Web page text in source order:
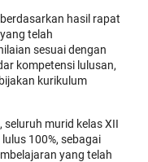
hasil rapat
telah
sesuai dengan
kompetensi lulusan,
kurikulum
murid kelas XII
100%, sebagai
yang telah